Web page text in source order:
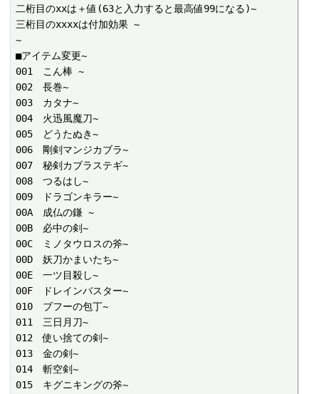
二桁目のxxは＋値(63と入力すると最高値99になる)~
三桁目のxxxxは付加効果 ~
~
■アイテム変更~
001　こん棒 ~
002　長巻~
003　カタナ~
004　火迅風魔刀~
005　どうたぬき~
006　剛剣マンジカブラ~
007　秘剣カブラステギ~
008　つるはし~
009　ドラゴンキラー~
00A　成仏の鎌 ~
00B　必中の剣~
00C　ミノタウロスの斧~
00D　妖刀かまいたち~
00E　一ツ目殺し~
00F　ドレインバスター~
010　ブフーの包丁~
011　三日月刀~
012　使い捨ての剣~
013　金の剣~
014　斬空剣~
015　キグニキングの斧~